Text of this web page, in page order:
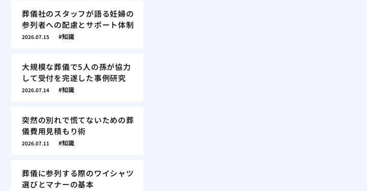
葬儀社のスタッフが語る妊婦の
参列者への配慮とサポート体制
2026.07.15 知識
大規模な葬儀で5人の孫が協力
して受付を完遂した事例研究
2026.07.14 知識
突然の別れで慌てないための葬
儀費用見積もり術
2026.07.11 知識
葬儀に参列する際のワイシャツ
選びとマナーの基本